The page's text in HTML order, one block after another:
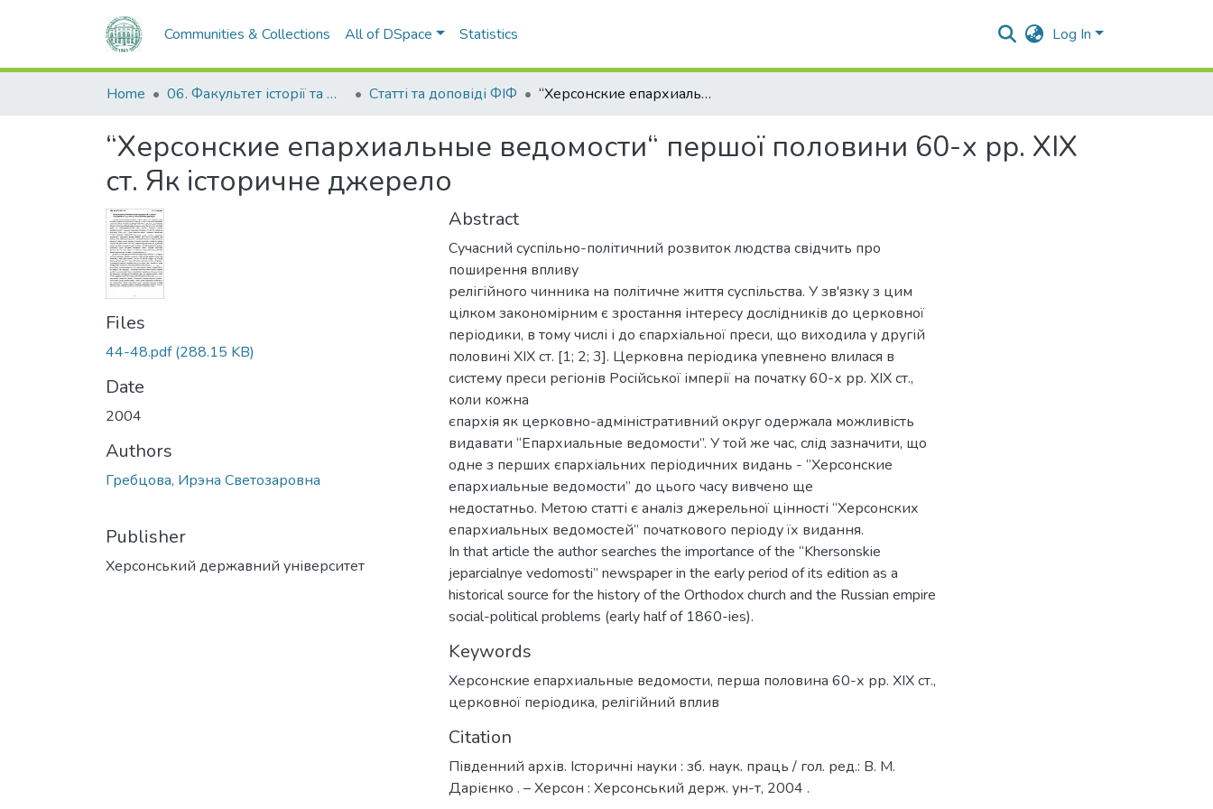
Communities & Collections All of DSpace Statistics Log In
Home 06. Факультет історії та філософії Статті та доповіді ФІФ “Херсонские епархиальные ведомости“ першої половини 60-х рр. XIX ст. Як історичне джерело
“Херсонские епархиальные ведомости“ першої половини 60-х рр. XIX
ст. Як історичне джерело
Files
44-48.pdf(288.15 KB)
Date
2004
Authors
Гребцова, Ирэна Светозаровна
Publisher
Херсонський державний університет
Abstract
Сучасний суспільно-політичний розвиток людства свідчить про
поширення впливу
релігійного чинника на політичне життя суспільства. У зв'язку з цим
цілком закономірним є зростання інтересу дослідників до церковної
періодики, в тому числі і до єпархіальної преси, що виходила у другій
половині XIX ст. [1; 2; 3]. Церковна періодика упевнено влилася в
систему преси регіонів Російської імперії на початку 60-х рр. XIX ст.,
коли кожна
єпархія як церковно-адміністративний округ одержала можливість
видавати “Епархиальные ведомости”. У той же час, слід зазначити, що
одне з перших єпархіальних періодичних видань - “Херсонские
епархиальные ведомости” до цього часу вивчено ще
недостатньо. Метою статті є аналіз джерельної цінності “Херсонских
епархиальных ведомостей” початкового періоду їх видання.
In that article the author searches the importance of the “Khersonskie
jeparcialnye vedomosti” newspaper in the early period of its edition as a
historical source for the history of the Orthodox church and the Russian empire
social-political problems (early half of 1860-ies).
Keywords
Херсонские епархиальные ведомости, перша половина 60-х рр. XIX ст.,
церковної періодика, релігійний вплив
Citation
Південний архів. Історичні науки : зб. наук. праць / гол. ред.: В. М.
Дарієнко . – Херсон : Херсонський держ. ун-т, 2004 .